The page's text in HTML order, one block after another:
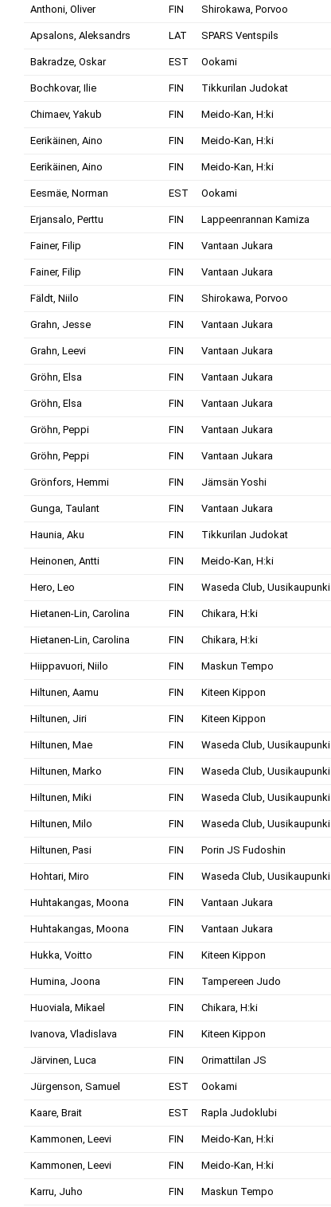
Anthoni, Oliver FIN Shirokawa, Porvoo
Apsalons, Aleksandrs LAT SPARS Ventspils
Bakradze, Oskar EST Ookami
Bochkovar, Ilie FIN Tikkurilan Judokat
Chimaev, Yakub FIN Meido-Kan, H:ki
Eerikäinen, Aino FIN Meido-Kan, H:ki
Eerikäinen, Aino FIN Meido-Kan, H:ki
Eesmäe, Norman EST Ookami
Erjansalo, Perttu FIN Lappeenrannan Kamiza
Fainer, Filip FIN Vantaan Jukara
Fainer, Filip FIN Vantaan Jukara
Fäldt, Niilo FIN Shirokawa, Porvoo
Grahn, Jesse FIN Vantaan Jukara
Grahn, Leevi FIN Vantaan Jukara
Gröhn, Elsa FIN Vantaan Jukara
Gröhn, Elsa FIN Vantaan Jukara
Gröhn, Peppi FIN Vantaan Jukara
Gröhn, Peppi FIN Vantaan Jukara
Grönfors, Hemmi FIN Jämsän Yoshi
Gunga, Taulant FIN Vantaan Jukara
Haunia, Aku FIN Tikkurilan Judokat
Heinonen, Antti FIN Meido-Kan, H:ki
Hero, Leo FIN Waseda Club, Uusikaupunki
Hietanen-Lin, Carolina FIN Chikara, H:ki
Hietanen-Lin, Carolina FIN Chikara, H:ki
Hiippavuori, Niilo FIN Maskun Tempo
Hiltunen, Aamu FIN Kiteen Kippon
Hiltunen, Jiri FIN Kiteen Kippon
Hiltunen, Mae FIN Waseda Club, Uusikaupunki
Hiltunen, Marko FIN Waseda Club, Uusikaupunki
Hiltunen, Miki FIN Waseda Club, Uusikaupunki
Hiltunen, Milo FIN Waseda Club, Uusikaupunki
Hiltunen, Pasi FIN Porin JS Fudoshin
Hohtari, Miro FIN Waseda Club, Uusikaupunki
Huhtakangas, Moona FIN Vantaan Jukara
Huhtakangas, Moona FIN Vantaan Jukara
Hukka, Voitto FIN Kiteen Kippon
Humina, Joona FIN Tampereen Judo
Huoviala, Mikael FIN Chikara, H:ki
Ivanova, Vladislava FIN Kiteen Kippon
Järvinen, Luca FIN Orimattilan JS
Jürgenson, Samuel EST Ookami
Kaare, Brait EST Rapla Judoklubi
Kammonen, Leevi FIN Meido-Kan, H:ki
Kammonen, Leevi FIN Meido-Kan, H:ki
Karru, Juho FIN Maskun Tempo